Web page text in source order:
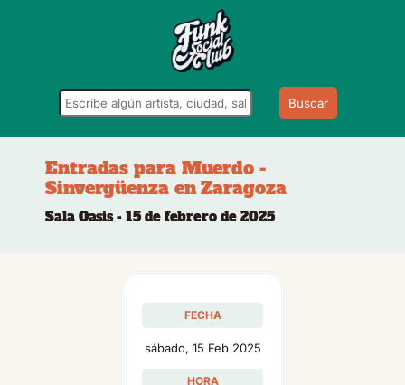
Buscar
Entradas para Muerdo -
Sinvergüenza en Zaragoza
Sala Oasis - 15 de febrero de 2025
FECHA
sábado, 15 Feb 2025
HORA